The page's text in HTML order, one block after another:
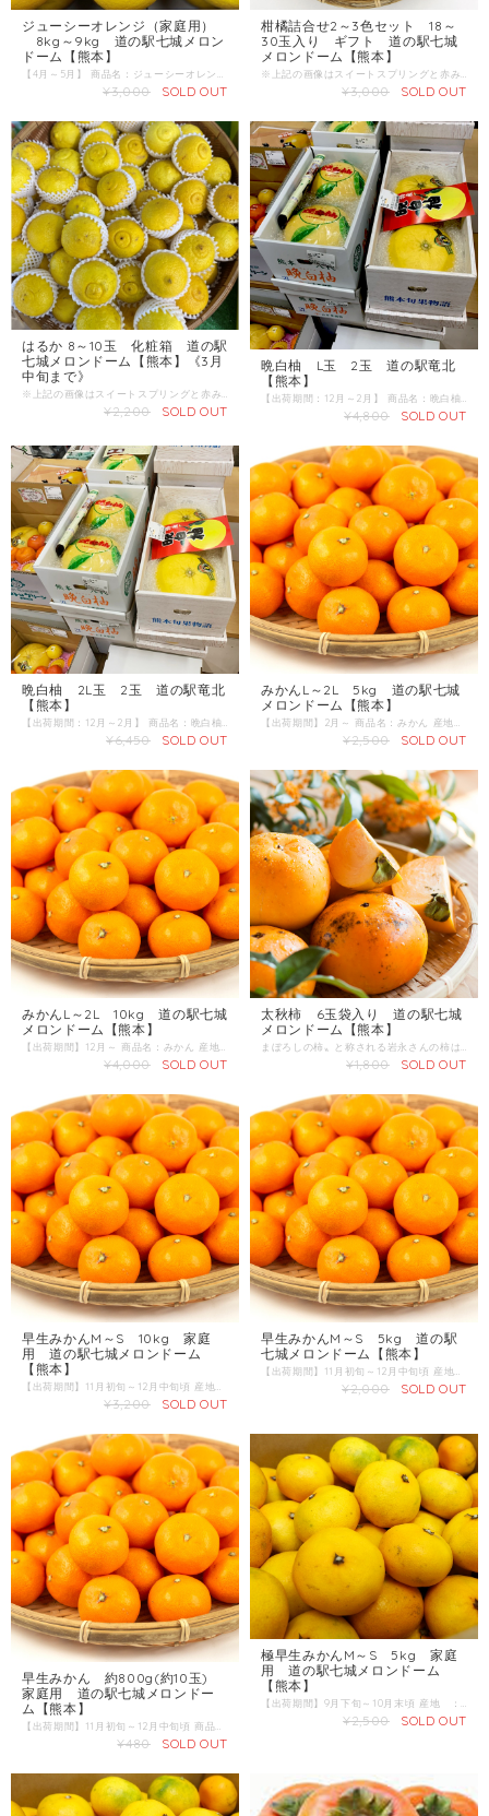
ジューシーオレンジ（家庭用）
8kg～9kg 道の駅七城メロン
ドーム【熊本】
¥3,000 SOLD OUT
柑橘詰合せ2～3色セット 18～
30玉入り ギフト 道の駅七城
メロンドーム【熊本】
¥3,000 SOLD OUT
はるか 8～10玉 化粧箱 道の駅
七城メロンドーム【熊本】《3月
中旬まで》
¥2,200 SOLD OUT
晩白柚 L玉 2玉 道の駅竜北
【熊本】
¥4,800 SOLD OUT
晩白柚 2L玉 2玉 道の駅竜北
【熊本】
¥6,450 SOLD OUT
みかんL～2L 5kg 道の駅七城
メロンドーム【熊本】
¥2,500 SOLD OUT
みかんL～2L 10kg 道の駅七城
メロンドーム【熊本】
¥4,000 SOLD OUT
太秋柿 6玉袋入り 道の駅七城
メロンドーム【熊本】
¥1,800 SOLD OUT
早生みかんM～S 10kg 家庭
用 道の駅七城メロンドーム
【熊本】
¥3,200 SOLD OUT
早生みかんM～S 5kg 道の駅
七城メロンドーム【熊本】
¥2,000 SOLD OUT
早生みかん 約800g(約10玉)
家庭用 道の駅七城メロンドー
ム【熊本】
¥480 SOLD OUT
極早生みかんM～S 5kg 家庭
用 道の駅七城メロンドーム
【熊本】
¥2,500 SOLD OUT